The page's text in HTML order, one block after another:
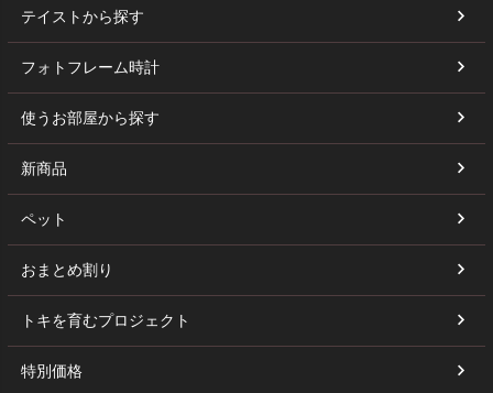
テイストから探す
フォトフレーム時計
使うお部屋から探す
新商品
ペット
おまとめ割り
トキを育むプロジェクト
特別価格